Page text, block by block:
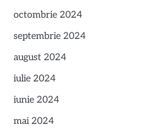
octombrie 2024
septembrie 2024
august 2024
iulie 2024
iunie 2024
mai 2024